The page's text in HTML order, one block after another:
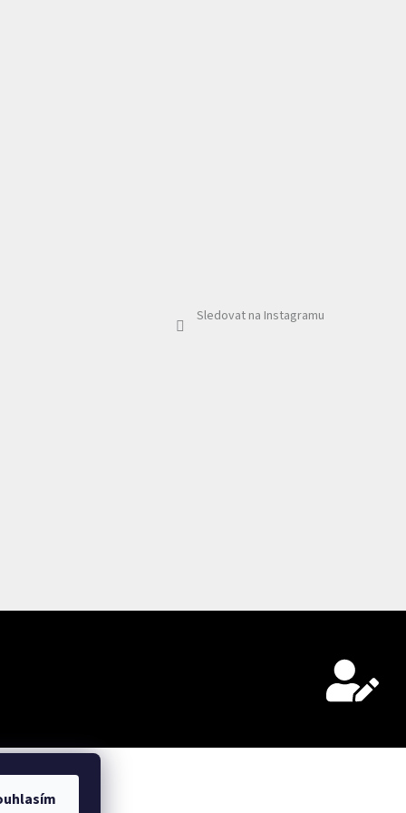
Sledovat na Instagramu